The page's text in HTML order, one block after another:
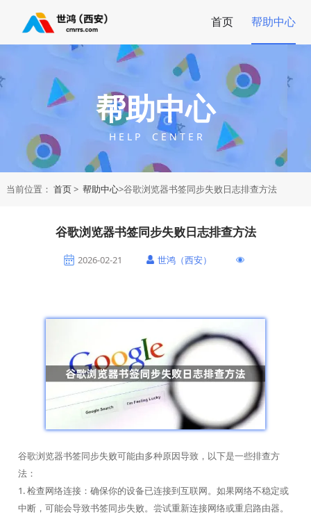
首页 帮助中心
帮助中心
H E L P C E N T E R
当前位置： 首页> 帮助中心>谷歌浏览器书签同步失败日志排查方法
谷歌浏览器书签同步失败日志排查方法
2026-02-21 世鸿（西安）
谷歌浏览器书签同步失败可能由多种原因导致，以下是一些排查方
法：
1. 检查网络连接：确保你的设备已连接到互联网。如果网络不稳定或
中断，可能会导致书签同步失败。尝试重新连接网络或重启路由器。